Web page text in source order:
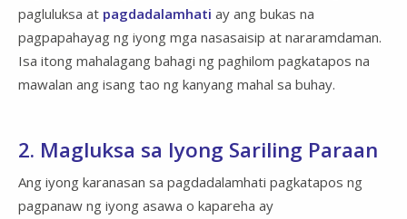
pagluluksa at pagdadalamhati ay ang bukas na
pagpapahayag ng iyong mga nasasaisip at nararamdaman.
Isa itong mahalagang bahagi ng paghilom pagkatapos na
mawalan ang isang tao ng kanyang mahal sa buhay.
2. Magluksa sa Iyong Sariling Paraan
Ang iyong karanasan sa pagdadalamhati pagkatapos ng
pagpanaw ng iyong asawa o kapareha ay